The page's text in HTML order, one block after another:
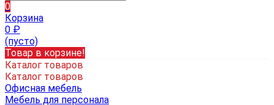
0
Корзина
0 ₽
(пусто)
Товар в корзине!
Каталог товаров
Каталог товаров
Офисная мебель
Мебель для персонала